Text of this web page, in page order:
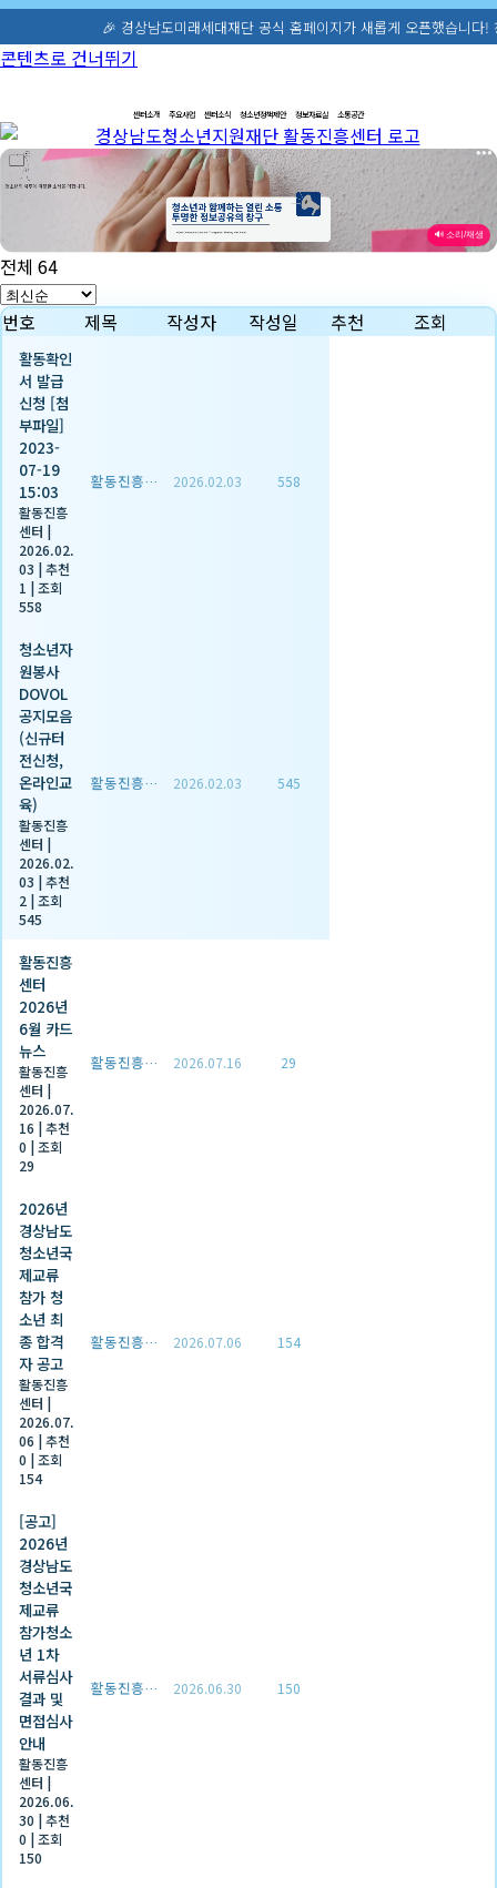
🎉 경상남도미래세대재단 공식 홈페이지가 새롭게 오픈했습니다! 청소년활
콘텐츠로 건너뛰기
센터소개 주요사업 센터소식 청소년정책제안 정보자료실 소통공간
🔊 소리/재생
전체 64
번호 제목 작성자 작성일 추천 조회
활동확인
서 발급
신청 [첨
부파일]
2023-
07-19
15:03
활동진흥
센터 |
2026.02.
03 |추천
1 |조회
558
활동진흥센터 2026.02.03 558
청소년자
원봉사
DOVOL
공지모음
(신규터
전신청,
온라인교
육)
활동진흥
센터 |
2026.02.
03 |추천
2 |조회
545
활동진흥센터 2026.02.03 545
활동진흥
센터
2026년
6월 카드
뉴스
활동진흥
센터 |
2026.07.
16 |추천
0 |조회
29
활동진흥센터 2026.07.16 29
2026년
경상남도
청소년국
제교류
참가 청
소년 최
종 합격
자 공고
활동진흥
센터 |
2026.07.
06 |추천
0 |조회
154
활동진흥센터 2026.07.06 154
[공고]
2026년
경상남도
청소년국
제교류
참가청소
년 1차
서류심사
결과 및
면접심사
안내
활동진흥
센터 |
2026.06.
30 |추천
0 |조회
150
활동진흥센터 2026.06.30 150